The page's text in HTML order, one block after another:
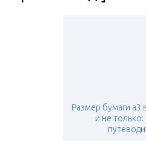
Размер бумаги а3
и не только: